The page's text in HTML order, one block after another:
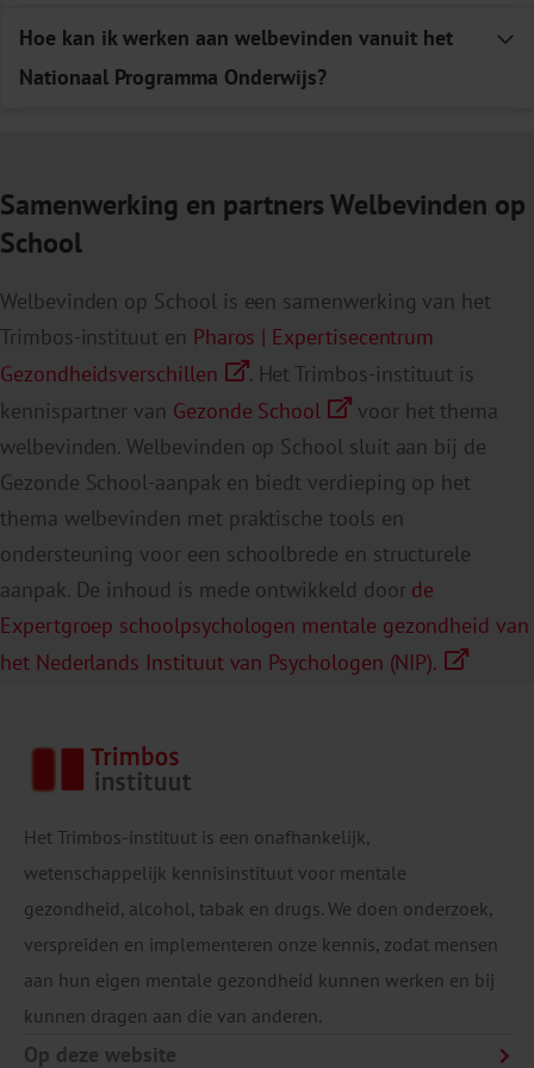
nodig om de promotie van mentale
gezondheid van jongeren naar een hoger
niveau te tillen.”
hoogleraar en
programmahoofd Jeugd Marloes Kleinjan
Hoe kan ik werken aan welbevinden vanuit het
Nationaal Programma Onderwijs?
Webinar Coalitie Welbevinden: 'Werken aan
Nationaal Programma Onderwijs: Interventies
gericht op welbevinden en sociaal-emotionele
ontwikkeling van leerlingen
Samenwerking en partners Welbevinden op
School
Welbevinden op School is een samenwerking van het
Trimbos-instituut en Pharos | Expertisecentrum
Gezondheidsverschillen
. Het Trimbos-instituut is
kennispartner van Gezonde School
voor het thema
welbevinden. Welbevinden op School sluit aan bij de
Gezonde School-aanpak en biedt verdieping op het
thema welbevinden met praktische tools en
ondersteuning voor een schoolbrede en structurele
aanpak. De inhoud is mede ontwikkeld door de
Expertgroep schoolpsychologen mentale gezondheid van
het Nederlands Instituut van Psychologen (NIP).
Het Trimbos-instituut is een onafhankelijk,
wetenschappelijk kennisinstituut voor mentale
gezondheid, alcohol, tabak en drugs. We doen onderzoek,
verspreiden en implementeren onze kennis, zodat mensen
aan hun eigen mentale gezondheid kunnen werken en bij
kunnen dragen aan die van anderen.
Op deze website